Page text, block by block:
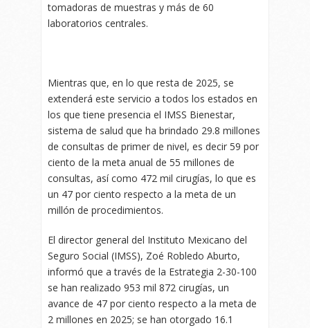
tomadoras de muestras y más de 60
laboratorios centrales.
Mientras que, en lo que resta de 2025, se
extenderá este servicio a todos los estados en
los que tiene presencia el IMSS Bienestar,
sistema de salud que ha brindado 29.8 millones
de consultas de primer de nivel, es decir 59 por
ciento de la meta anual de 55 millones de
consultas, así como 472 mil cirugías, lo que es
un 47 por ciento respecto a la meta de un
millón de procedimientos.
El director general del Instituto Mexicano del
Seguro Social (IMSS), Zoé Robledo Aburto,
informó que a través de la Estrategia 2-30-100
se han realizado 953 mil 872 cirugías, un
avance de 47 por ciento respecto a la meta de
2 millones en 2025; se han otorgado 16.1